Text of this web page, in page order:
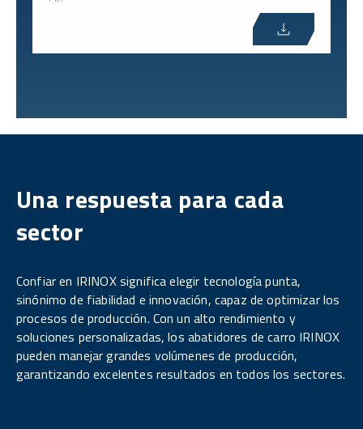
Una respuesta para cada
sector
Confiar en IRINOX significa elegir tecnología punta,
sinónimo de fiabilidad e innovación, capaz de optimizar los
procesos de producción. Con un alto rendimiento y
soluciones personalizadas, los abatidores de carro IRINOX
pueden manejar grandes volúmenes de producción,
garantizando excelentes resultados en todos los sectores.